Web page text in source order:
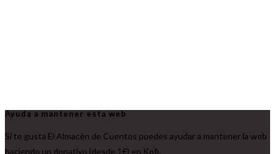
Ayuda a mantener esta web
Si te gusta El Almacén de Cuentos puedes ayudar a mantener la web
haciendo un donativo (desde 1€) en Kofi.